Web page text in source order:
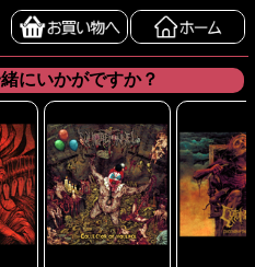
にいかがですか？